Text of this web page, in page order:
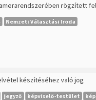
rögzített
Nemzeti Választási Iroda
készítéséhez való jog
jegyző képviselő-testület